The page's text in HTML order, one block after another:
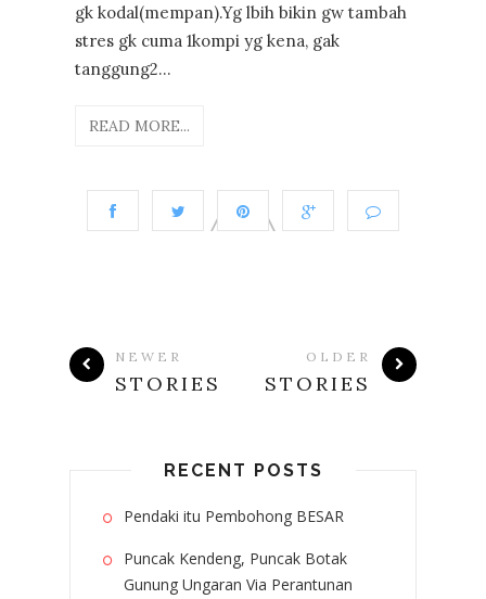
gk kodal(mempan).Yg lbih bikin gw tambah
stres gk cuma 1kompi yg kena, gak
tanggung2...
READ MORE...
NEWER
STORIES
OLDER
STORIES
RECENT POSTS
Pendaki itu Pembohong BESAR
Puncak Kendeng, Puncak Botak
Gunung Ungaran Via Perantunan